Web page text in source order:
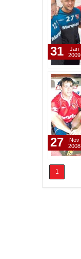
31
Jan
2009
27
Nov
2008
1